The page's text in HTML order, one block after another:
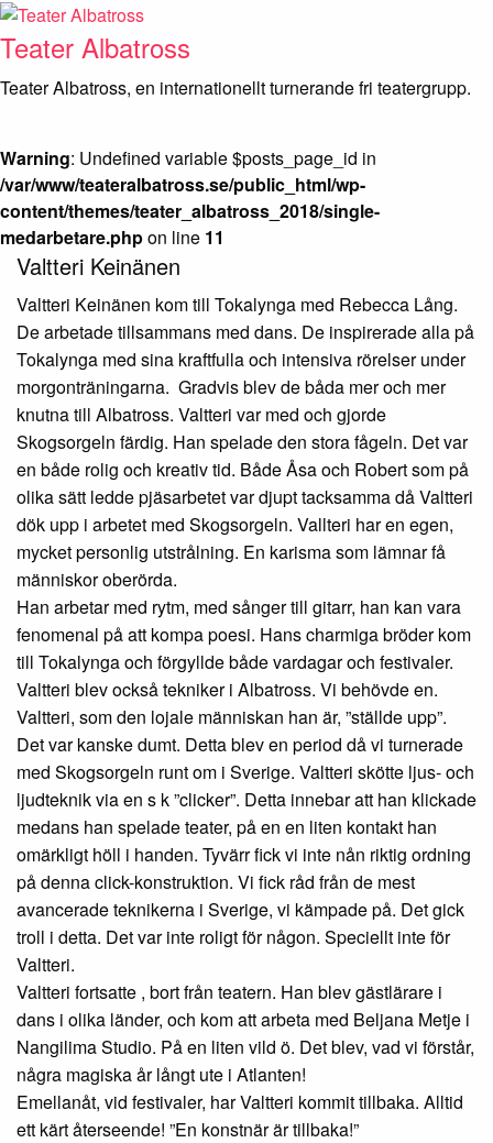
Skip
to
content
Teater Albatross
Teater Albatross, en internationellt turnerande fri teatergrupp.
Warning: Undefined variable $posts_page_id in
/var/www/teateralbatross.se/public_html/wp-
content/themes/teater_albatross_2018/single-
medarbetare.phpon line 11
Valtteri Keinänen
Valtteri Keinänen kom till Tokalynga med Rebecca Lång.
De arbetade tillsammans med dans. De inspirerade alla på
Tokalynga med sina kraftfulla och intensiva rörelser under
morgonträningarna. Gradvis blev de båda mer och mer
knutna till Albatross. Valtteri var med och gjorde
Skogsorgeln färdig. Han spelade den stora fågeln. Det var
en både rolig och kreativ tid. Både Åsa och Robert som på
olika sätt ledde pjäsarbetet var djupt tacksamma då Valtteri
dök upp i arbetet med Skogsorgeln. Vallteri har en egen,
mycket personlig utstrålning. En karisma som lämnar få
människor oberörda.
Han arbetar med rytm, med sånger till gitarr, han kan vara
fenomenal på att kompa poesi. Hans charmiga bröder kom
till Tokalynga och förgyllde både vardagar och festivaler.
Valtteri blev också tekniker i Albatross. Vi behövde en.
Valtteri, som den lojale människan han är, ”ställde upp”.
Det var kanske dumt. Detta blev en period då vi turnerade
med Skogsorgeln runt om i Sverige. Valtteri skötte ljus- och
ljudteknik via en s k ”clicker”. Detta innebar att han klickade
medans han spelade teater, på en en liten kontakt han
omärkligt höll i handen. Tyvärr fick vi inte nån riktig ordning
på denna click-konstruktion. Vi fick råd från de mest
avancerade teknikerna i Sverige, vi kämpade på. Det gick
troll i detta. Det var inte roligt för någon. Speciellt inte för
Valtteri.
Valtteri fortsatte , bort från teatern. Han blev gästlärare i
dans i olika länder, och kom att arbeta med Beljana Metje i
Nangilima Studio. På en liten vild ö. Det blev, vad vi förstår,
några magiska år långt ute i Atlanten!
Emellanåt, vid festivaler, har Valtteri kommit tillbaka. Alltid
ett kärt återseende! ”En konstnär är tillbaka!”